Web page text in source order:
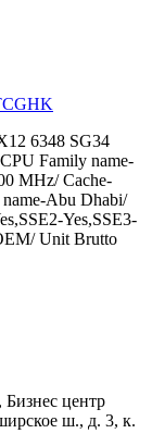
6348 SG34
Family name-
MHz/ Cache-
name-Abu Dhabi/
Yes,SSE3-
Unit Brutto
центр
ш., д. 3, к.